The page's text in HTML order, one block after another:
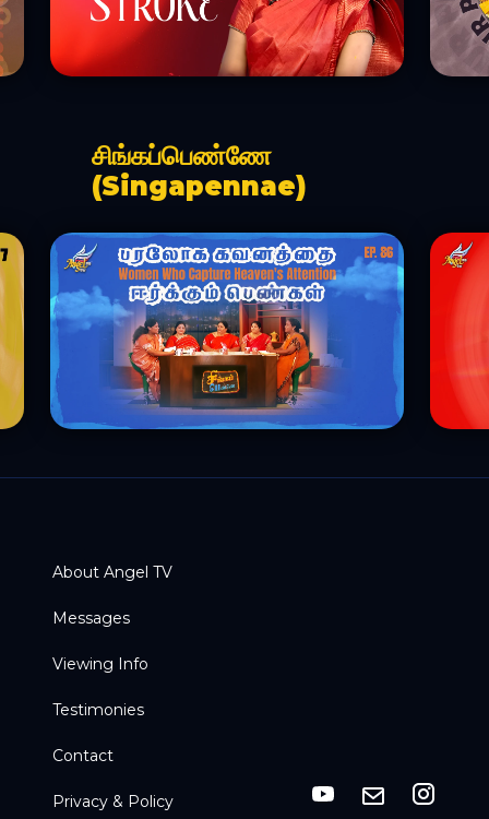
சிங்கப்பெண்ணே
(Singapennae)
About Angel TV
Messages
Viewing Info
Testimonies
Contact
Privacy & Policy